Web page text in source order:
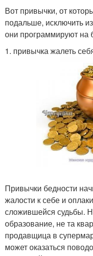
Вот привычки, от
подальше, исключить
они программируют на
1. привычка жалеть
Привычки бедности
жалости к себе и
сложившейся судьбы.
образование, не та
продавщица в
может оказаться